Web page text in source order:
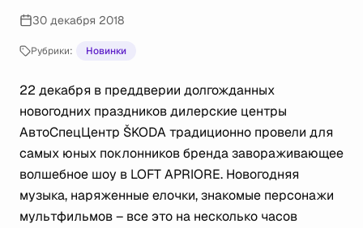
30 декабря 2018
Рубрики: Новинки
22 декабря в преддверии долгожданных
новогодних праздников дилерские центры
АвтоСпецЦентр ŠKODA традиционно провели для
самых юных поклонников бренда завораживающее
волшебное шоу в LOFT APRIORE. Новогодняя
музыка, наряженные елочки, знакомые персонажи
мультфильмов – все это на несколько часов